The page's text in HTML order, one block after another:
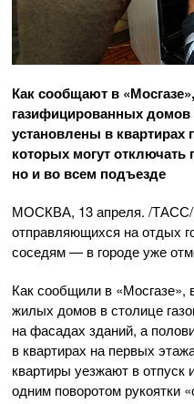
Как сообщают в
газифицированных домов
установлены в
которых могут отключать
но и во всем подъезде
МОСКВА, 13 апреля. /ТАСС/.
отправляющихся на отдых
соседям — в городе уже
Как сообщили в «Мосгазе»,
жилых домов в столице
на фасадах зданий, а
в квартирах на первых
квартиры уезжают в отпуск
одним поворотом рукоятки